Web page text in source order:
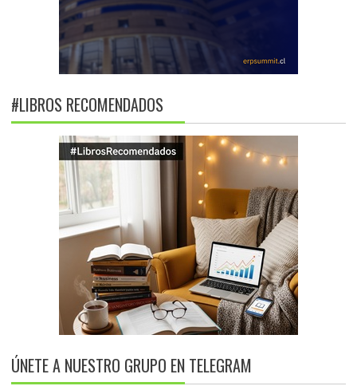
#LIBROS RECOMENDADOS
ÚNETE A NUESTRO GRUPO EN TELEGRAM